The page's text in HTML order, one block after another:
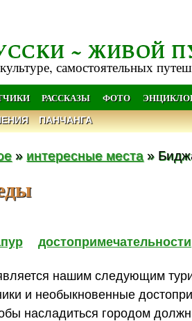
~ ЖИВОЙ
самостоятельных
РАССКАЗЫ ФОТО
ПАНЧАНГА
» интересные места »
достопримечательности
нашим следующим
и необыкновенные
насладиться городом